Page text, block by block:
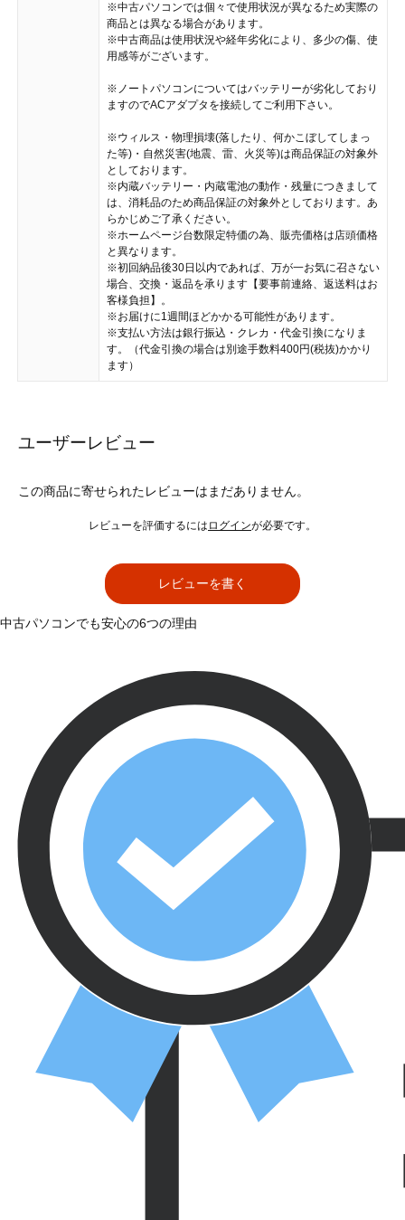
※中古パソコンでは個々で使用状況が異なるため実際の
商品とは異なる場合があります。
※中古商品は使用状況や経年劣化により、多少の傷、使
用感等がございます。
※ノートパソコンについてはバッテリーが劣化しており
ますのでACアダプタを接続してご利用下さい。
※ウィルス・物理損壊(落したり、何かこぼしてしまっ
た等)・自然災害(地震、雷、火災等)は商品保証の対象外
としております。
※内蔵バッテリー・内蔵電池の動作・残量につきまして
は、消耗品のため商品保証の対象外としております。あ
らかじめご了承ください。
※ホームページ台数限定特価の為、販売価格は店頭価格
と異なります。
※初回納品後30日以内であれば、万が一お気に召さない
場合、交換・返品を承ります【要事前連絡、返送料はお
客様負担】。
※お届けに1週間ほどかかる可能性があります。
※支払い方法は銀行振込・クレカ・代金引換になりま
す。（代金引換の場合は別途手数料400円(税抜)かかり
ます）
ユーザーレビュー
この商品に寄せられたレビューはまだありません。
レビューを評価するには ログインが必要です。
レビューを書く
中古パソコンでも安心の6つの理由